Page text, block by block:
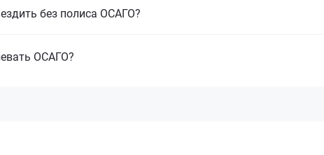
без полиса ОСАГО?
ОСАГО?